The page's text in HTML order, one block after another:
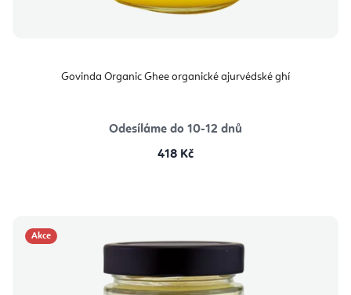
Govinda Organic Ghee organické ajurvédské ghí
Odesíláme do 10-12 dnů
418 Kč
Akce